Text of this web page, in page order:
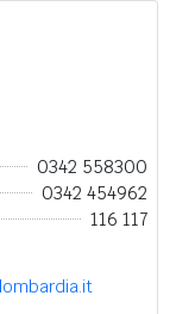
0342 558300
0342 454962
116 117